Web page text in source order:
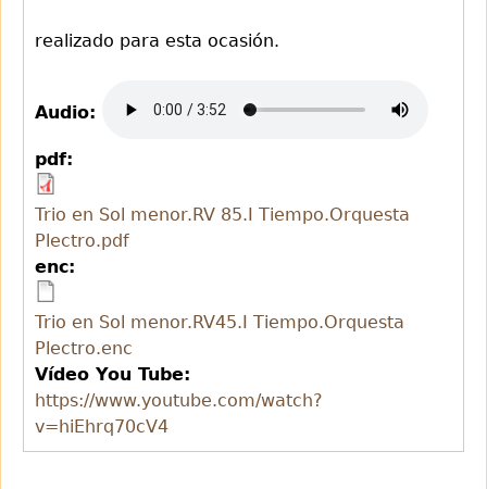
realizado para esta ocasión.
Audio:
pdf:
Trio en Sol menor.RV 85.I Tiempo.Orquesta
Plectro.pdf
enc:
Trio en Sol menor.RV45.I Tiempo.Orquesta
Plectro.enc
Vídeo You Tube:
https://www.youtube.com/watch?
v=hiEhrq70cV4